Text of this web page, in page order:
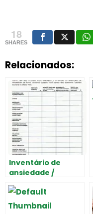
18
SHARES
Relacionados:
Inventário de
ansiedade /
Adler